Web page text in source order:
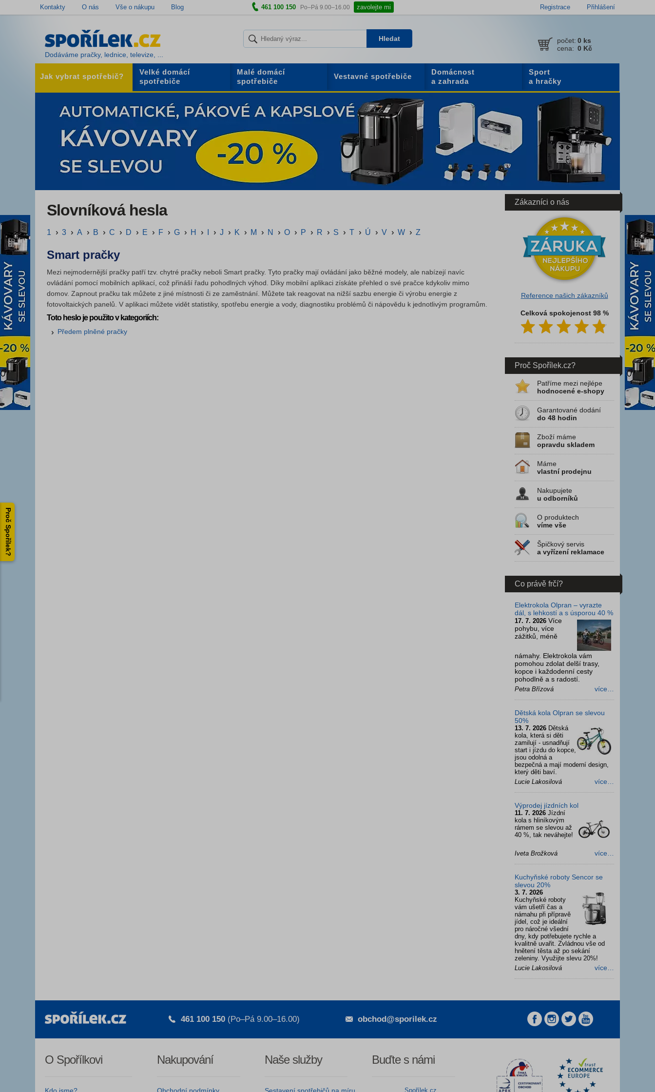
Proč Spořílek?
Kontakty O nás Vše o nákupu Blog 461 100 150 Po–Pá 9.00–16.00 zavolejte mi Registrace Přihlášení
Dodáváme pračky, lednice, televize, ...
počet: 0 ks
cena: 0 Kč
Hledat
Jak vybrat spotřebič?
Velké domácí
spotřebiče
Malé domácí
spotřebiče
Vestavné spotřebiče
Domácnost
a zahrada
Sport
a hračky
Slovníková hesla
1 3 A B C D E F G H J K M N O P R S T Ú V W Z
Smart pračky
Mezi nejmodernější pračky patří tzv. chytré pračky neboli Smart pračky. Tyto pračky mají ovládání jako běžné modely, ale nabízejí navíc
ovládání pomocí mobilních aplikací, což přináší řadu pohodlných výhod. Díky mobilní aplikaci získáte přehled o své pračce kdykoliv mimo
domov. Zapnout pračku tak můžete z jiné místnosti či ze zaměstnání. Můžete tak reagovat na nižší sazbu energie či výrobu energie z
fotovoltaických panelů. V aplikaci můžete vidět statistiky, spotřebu energie a vody, diagnostiku problémů či nápovědu k jednotlivým programům.
Toto heslo je použito v kategoriích:
Předem plněné pračky
Zákazníci o nás
Reference našich zákazníků
Celková spokojenost 98 %
Proč Spořílek.cz?
Patříme mezi nejlépe
hodnocené e-shopy
Garantované dodání
do 48 hodin
Zboží máme
opravdu skladem
Máme
vlastní prodejnu
Nakupujete
u odborníků
O produktech
víme vše
Špičkový servis
a vyřízení reklamace
Co právě frčí?
Elektrokola Olpran – vyrazte
dál, s lehkostí a s úsporou 40 %
17. 7. 2026 Více
pohybu, více
zážitků, méně
námahy. Elektrokola vám
pomohou zdolat delší trasy,
kopce i každodenní cesty
pohodlně a s radostí.
Petra Břízová více…
Dětská kola Olpran se slevou
50%
13. 7. 2026 Dětská
kola, která si děti
zamilují - usnadňují
start i jízdu do kopce,
jsou odolná a
bezpečná a mají moderní design,
který děti baví.
Lucie Lakosilová
více…
Výprodej jízdních kol
11. 7. 2026 Jízdní
kola s hliníkovým
rámem se slevou až
40 %, tak neváhejte!
Iveta Brožková více…
Kuchyňské roboty Sencor se
slevou 20%
3. 7. 2026
Kuchyňské roboty
vám ušetří čas a
námahu při přípravě
jídel, což je ideální
pro náročné všední
dny, kdy potřebujete rychle a
kvalitně uvařit. Zvládnou vše od
hnětení těsta až po sekání
zeleniny. Využijte slevu 20%!
Lucie Lakosilová
více…
461 100 150 (Po–Pá 9.00–16.00) obchod@sporilek.cz
O Spořílkovi Nakupování Naše služby Buďte s námi
Spořílek.cz